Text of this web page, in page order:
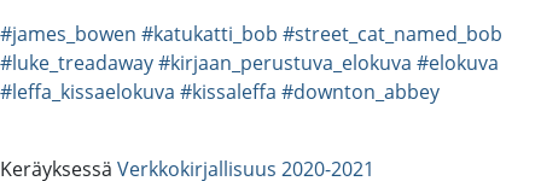
#james_bowen #katukatti_bob #street_cat_named_bob
#luke_treadaway#kirjaan_perustuva_elokuva #elokuva
#leffa_kissaelokuva #kissaleffa #downton_abbey
Keräyksessä Verkkokirjallisuus 2020-2021